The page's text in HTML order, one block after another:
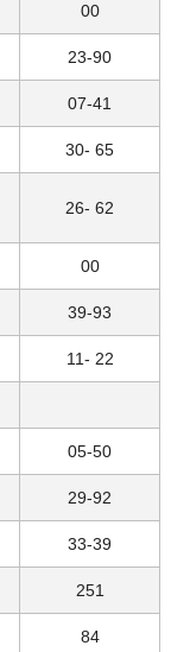
00
23-90
07-41
30- 65
26- 62
00
39-93
11- 22
05-50
29-92
33-39
251
84